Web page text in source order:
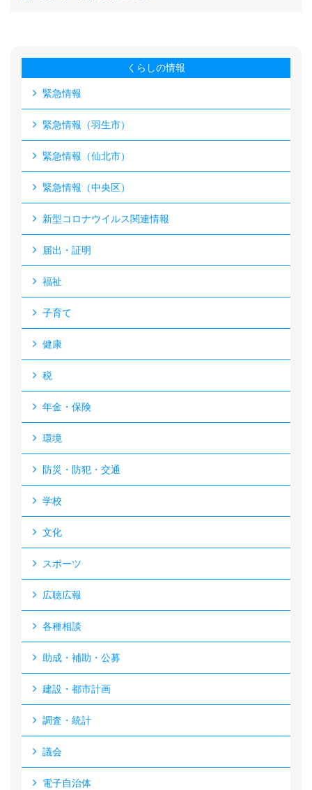
くらしの情報
緊急情報
緊急情報（羽生市）
緊急情報（仙北市）
緊急情報（中央区）
新型コロナウイルス関連情報
届出・証明
福祉
子育て
健康
税
年金・保険
環境
防災・防犯・交通
学校
文化
スポーツ
広聴広報
各種相談
助成・補助・公募
建設・都市計画
調査・統計
議会
電子自治体